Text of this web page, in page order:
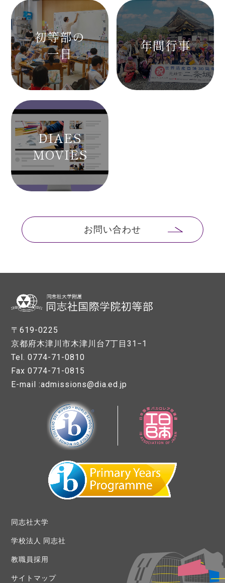
初等部の
一日
年間行事
DIAES
MOVIES
お問い合わせ
〒619-0225
京都府木津川市木津川台7丁目31−1
Tel. 0774-71-0810
Fax 0774-71-0815
E-mail :admissions@dia.ed.jp
同志社大学
学校法人 同志社
教職員採用
サイトマップ